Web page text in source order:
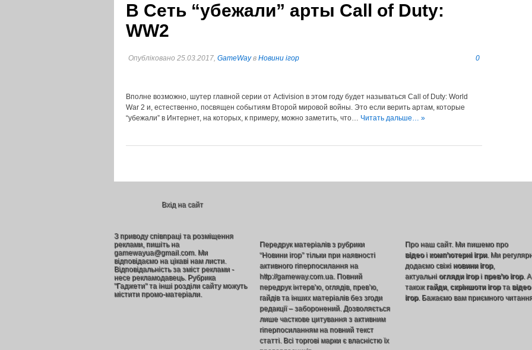
В Сеть “убежали” арты Call of Duty:
WW2
Опубліковано 25.03.2017, GameWayв Новини ігор 0
Вполне возможно, шутер главной серии от Activision в этом году будет называться Call of Duty: World
War 2 и, естественно, посвящен событиям Второй мировой войны. Это если верить артам, которые
“убежали” в Интернет, на которых, к примеру, можно заметить, что… Читать дальше… »
Вхід на сайт
З приводу співпраці та розміщення
реклами, пишіть на
gamewayua@gmail.com. Ми
відповідаємо на цікаві нам листи.
Відповідальність за зміст реклами -
несе рекламодавець. Рубрика
"Гаджети" та інші розділи сайту можуть
містити промо-матеріали.
Передрук матеріалів з рубрики
“Новини ігор” тільки при наявності
активного гіперпосилання на
http://gameway.com.ua. Повний
передрук інтерв’ю, оглядів, прев’ю,
гайдів та інших матеріалів без згоди
редакції – заборонений. Дозволяється
лише часткове цитування з активним
гіперпосиланням на повний текст
статті. Всі торгові марки є власністю їх
Про наш сайт. Ми пишемо про
відеоі комп’ютерні ігри. Ми
додаємо свіжі новини ігор,
актуальні огляди ігорі прев’ю ігор. А
також гайди, скріншоти ігорта відео
ігор. Бажаємо вам приємного